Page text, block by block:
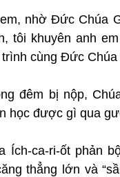
nhờ Đức Chúa
tôi khuyên anh
cùng Đức Chúa
đêm bị nộp,
học được gì qua
Ích-ca-ri-ốt phản
thẳng lớn và